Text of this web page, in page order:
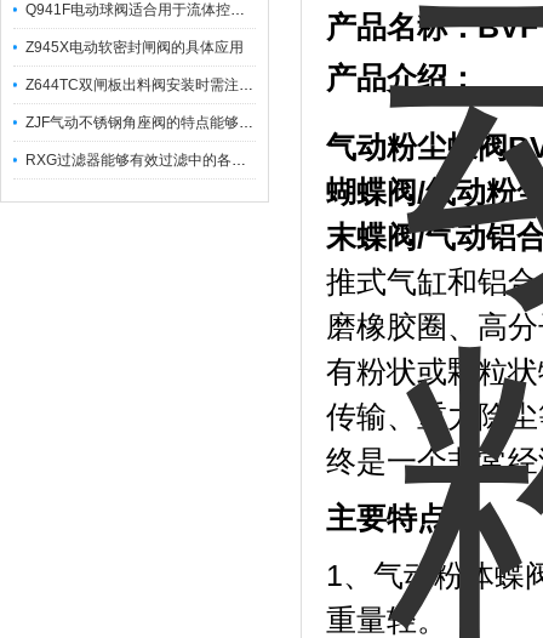
Q941F电动球阀适合用于流体控制需要迅速反应的场合
Z945X电动软密封闸阀的具体应用
Z644TC双闸板出料阀安装时需注意哪些事项？
ZJF气动不锈钢角座阀的特点能够稳定地控制介质流量
RXG过滤器能够有效过滤中的各种杂质
产品名称：
产品介绍：
气动粉尘蝶阀
蝴蝶阀/气动粉
末蝶阀/气动铝
推式气缸和铝
磨橡胶圈、高
有粉状或颗粒
传输、重力除
终是一个非常
主要特点：
1、气动粉体蝶
重量轻。